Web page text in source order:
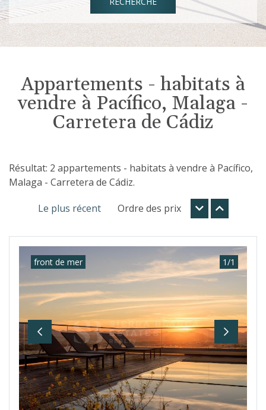
Appartements - habitats à
vendre à Pacífico, Malaga -
Carretera de Cádiz
Résultat: 2 appartements - habitats à vendre à Pacífico,
Malaga - Carretera de Cádiz.
Le plus récent
Ordre des prix
front de mer
Previous Next
1/1